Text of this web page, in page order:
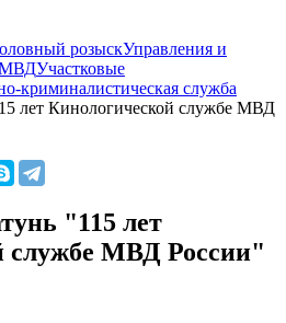
розыскУправления и
МВДУчастковые
криминалистическая служба
лет Кинологической службе МВД
"115 лет
службе МВД России"